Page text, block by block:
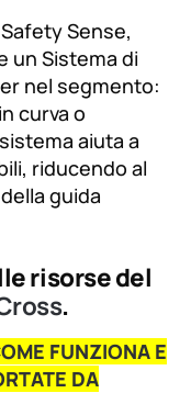
Sense,
un Sistema di
nel segmento:
curva o
aiuta a
riducendo al
guida
risorse del
.
FUNZIONA E
DA